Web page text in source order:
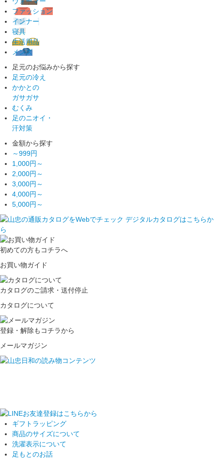
ファッション
インナー
寝具
生活用品
メンズ
足元のお悩みから探す
足元の冷え
かかとの
ガサガサ
むくみ
足のニオイ・
汗対策
金額から探す
～999円
1,000円～
2,000円～
3,000円～
4,000円～
5,000円～
初めての方もコチラへ
お買い物ガイド
カタログのご請求・送付停止
カタログについて
登録・解除もコチラから
メールマガジン
ギフトラッピング
商品のサイズについて
洗濯表示について
足もとのお話